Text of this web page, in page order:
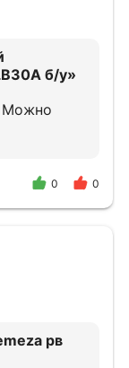
б/у»
Можно
0 0
рв